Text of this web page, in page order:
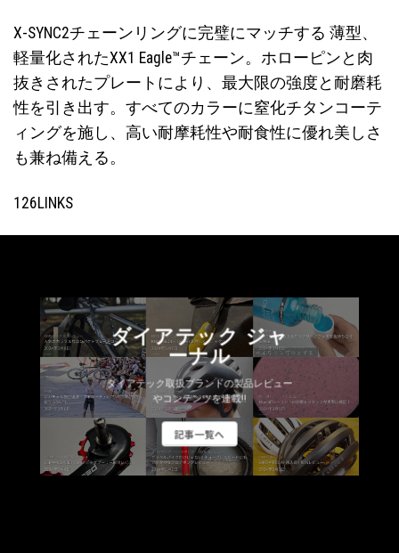
X-SYNC2チェーンリングに完璧にマッチする 薄型、
軽量化されたXX1 Eagle™チェーン。ホローピンと肉
抜きされたプレートにより、最大限の強度と耐磨耗
性を引き出す。すべてのカラーに窒化チタンコーテ
ィングを施し、高い耐摩耗性や耐食性に優れ美しさ
も兼ね備える。
126LINKS
ダイアテック ジャ
ーナル
ダイアテック取扱ブランドの製品レビュー
やコンテンツを連載!!
記事一覧へ